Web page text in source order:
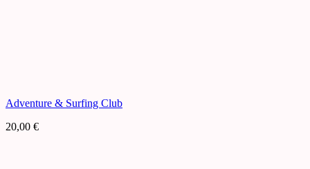
Adventure & Surfing Club
20,00 €